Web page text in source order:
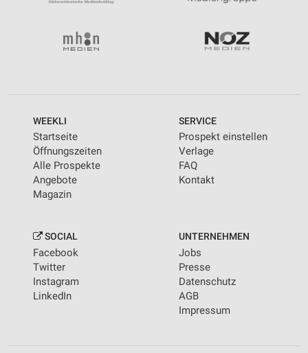
WEEKLI
Startseite
Öffnungszeiten
Alle Prospekte
Angebote
Magazin
SERVICE
Prospekt einstellen
Verlage
FAQ
Kontakt
SOCIAL
Facebook
Twitter
Instagram
LinkedIn
UNTERNEHMEN
Jobs
Presse
Datenschutz
AGB
Impressum